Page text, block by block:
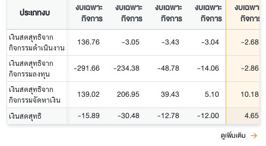
ประเภทงบ
งบเฉพาะ
กิจการ
งบเฉพาะ
กิจการ
งบเฉพาะ
กิจการ
งบเฉพาะ
กิจการ
งบเฉพาะ
กิจการ
เงินสดสุทธิจาก
กิจกรรมดำเนินงาน
136.76 -3.05 -3.43 -3.04 -2.68
เงินสดสุทธิจาก
กิจกรรมลงทุน
-291.66 -234.38 -48.78 -14.06 -2.86
เงินสดสุทธิจาก
กิจกรรมจัดหาเงิน
139.02 206.95 39.43 5.10 10.18
เงินสดสุทธิ -15.89 -30.48 -12.78 -12.00 4.65
ดูเพิ่มเติม